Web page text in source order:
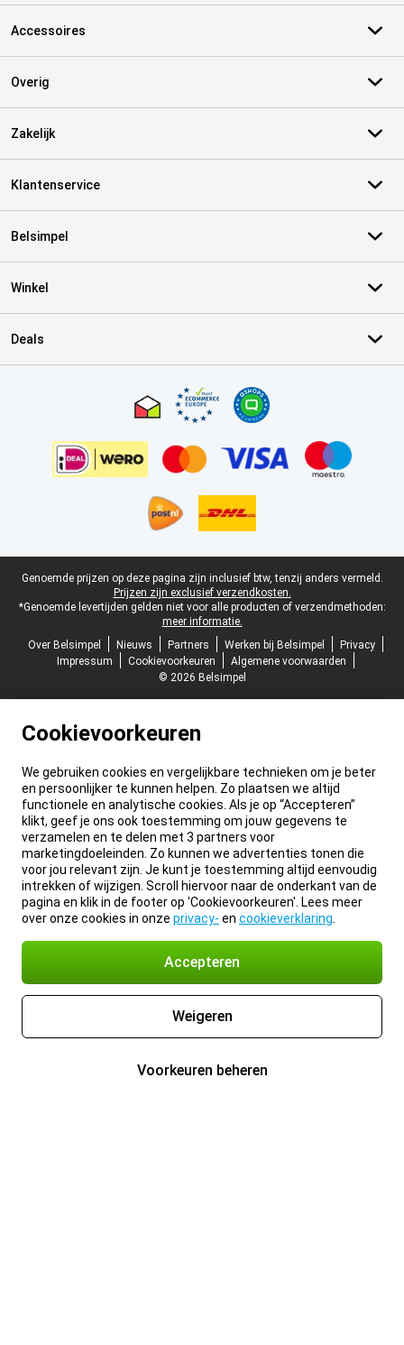
Accessoires
Overig
Zakelijk
Klantenservice
Belsimpel
Winkel
Deals
Juridische voettekst
Genoemde prijzen op deze pagina zijn inclusief btw, tenzij anders vermeld.
Prijzen zijn exclusief verzendkosten.
*Genoemde levertijden gelden niet voor alle producten of verzendmethoden:
meer informatie.
Over Belsimpel
Nieuws Partners Werken bij Belsimpel
Privacy
Impressum
Cookievoorkeuren
Algemene voorwaarden
© 2026 Belsimpel
Cookievoorkeuren
We gebruiken cookies en vergelijkbare technieken om je beter
en persoonlijker te kunnen helpen. Zo plaatsen we altijd
functionele en analytische cookies. Als je op “Accepteren”
klikt, geef je ons ook toestemming om jouw gegevens te
verzamelen en te delen met 3 partners voor
marketingdoeleinden. Zo kunnen we advertenties tonen die
voor jou relevant zijn. Je kunt je toestemming altijd eenvoudig
intrekken of wijzigen. Scroll hiervoor naar de onderkant van de
pagina en klik in de footer op 'Cookievoorkeuren'. Lees meer
over onze cookies in onze privacy- en cookieverklaring
Accepteren
Weigeren
Voorkeuren beheren